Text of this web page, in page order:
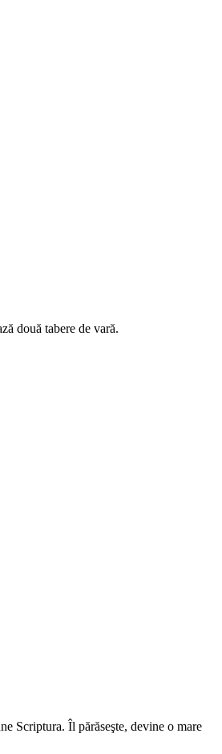
două tabere de vară.
Scriptura. Îl părăseşte, devine o mare